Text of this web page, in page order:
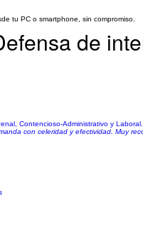
tu PC o smartphone, sin compromiso.
de
Contencioso-Administrativo y Laboral.
con celeridad y efectividad. Muy